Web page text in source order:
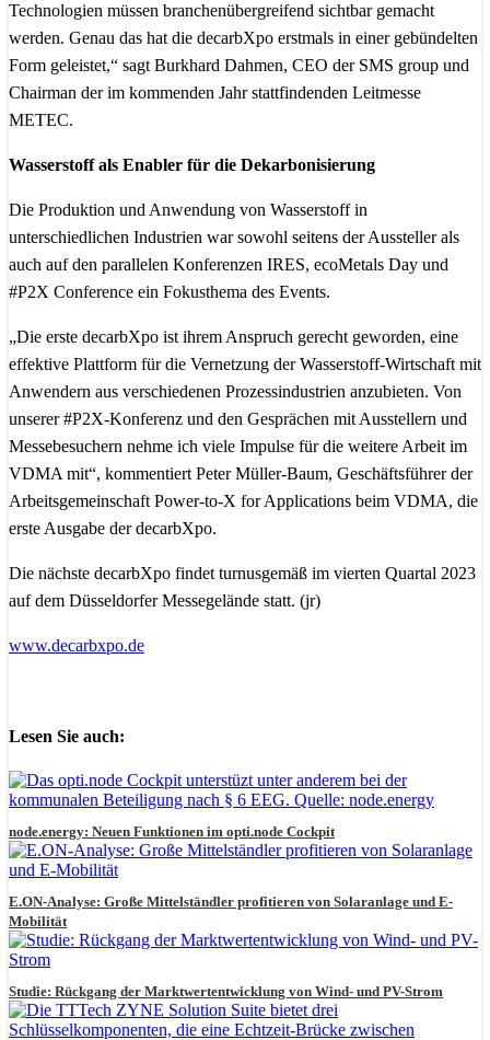
Technologien müssen branchenübergreifend sichtbar gemacht
werden. Genau das hat die decarbXpo erstmals in einer gebündelten
Form geleistet,“ sagt Burkhard Dahmen, CEO der SMS group und
Chairman der im kommenden Jahr stattfindenden Leitmesse
METEC.
Wasserstoff als Enabler für die Dekarbonisierung
Die Produktion und Anwendung von Wasserstoff in
unterschiedlichen Industrien war sowohl seitens der Aussteller als
auch auf den parallelen Konferenzen IRES, ecoMetals Day und
#P2X Conference ein Fokusthema des Events.
„Die erste decarbXpo ist ihrem Anspruch gerecht geworden, eine
effektive Plattform für die Vernetzung der Wasserstoff-Wirtschaft mit
Anwendern aus verschiedenen Prozessindustrien anzubieten. Von
unserer #P2X-Konferenz und den Gesprächen mit Ausstellern und
Messebesuchern nehme ich viele Impulse für die weitere Arbeit im
VDMA mit“, kommentiert Peter Müller-Baum, Geschäftsführer der
Arbeitsgemeinschaft Power-to-X for Applications beim VDMA, die
erste Ausgabe der decarbXpo.
Die nächste decarbXpo findet turnusgemäß im vierten Quartal 2023
auf dem Düsseldorfer Messegelände statt. (jr)
www.decarbxpo.de
Lesen Sie auch:
node.energy: Neuen Funktionen im opti.node Cockpit
E.ON-Analyse: Große Mittelständler profitieren von Solaranlage und E-
Mobilität
Studie: Rückgang der Marktwertentwicklung von Wind- und PV-Strom